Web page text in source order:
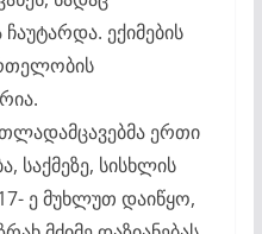
ექიმების
ერთი
საქმეზე, სისხლის
ე მუხლუთ დაიწყო,